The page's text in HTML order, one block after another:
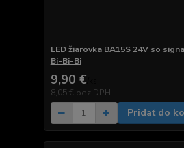
LED žiarovka BA15S 24V so
Bi-Bi-Bi
9,90 €
8,05 € bez DPH
Pridať do